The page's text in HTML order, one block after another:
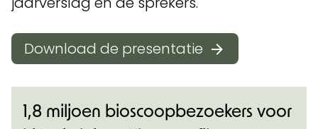
Download de presentatie
1,8 miljoen bioscoopbezoekers voor